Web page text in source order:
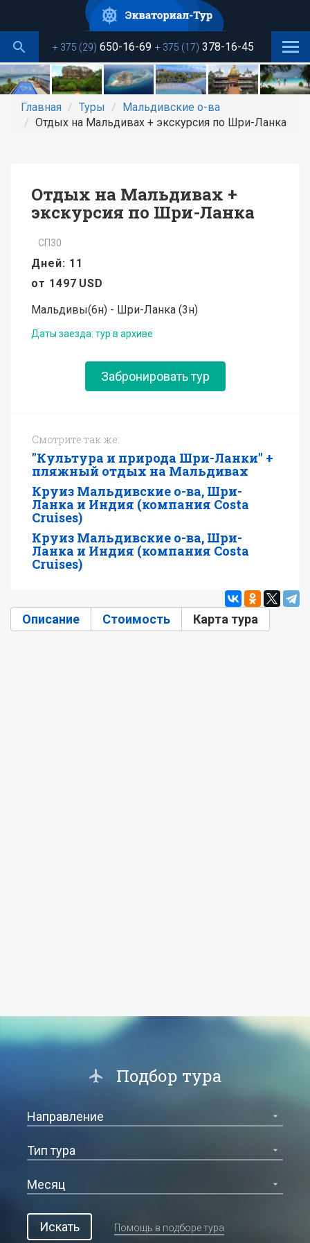
основному
содержанию+ 375 (29) 650-16-69 + 375 (17) 378-16-45
Главная Туры
Мальдивские о-ва
Отдых на Мальдивах + экскурсия по Шри-Ланка
Отдых на Мальдивах +
экскурсия по Шри-Ланка
СП30
Дней: 11
от 1497 USD
Мальдивы(6н) - Шри-Ланка (3н)
Даты заезда: тур в архиве
Забронировать тур
Смотрите так же:
"Культура и природа Шри-Ланки" +
пляжный отдых на Мальдивах
Круиз Мальдивские о-ва, Шри-
Ланка и Индия (компания Costa
Сruises)
Круиз Мальдивские о-ва, Шри-
Ланка и Индия (компания Costa
Сruises)
Описание Стоимость Карта тура
Подбор тура
Искать Помощь в подборе тура